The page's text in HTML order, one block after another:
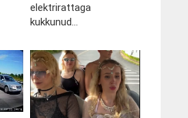
elektrirattaga
kukkunud...